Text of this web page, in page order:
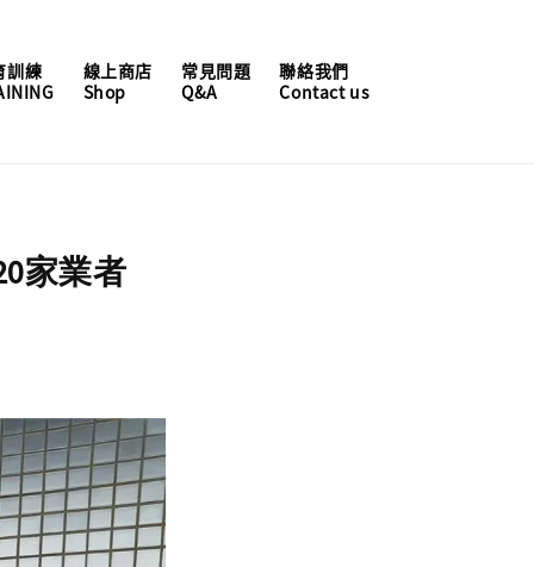
訓練
線上商店
Shop
常見問題
Q&A
聯絡我們
Contact us
家業者